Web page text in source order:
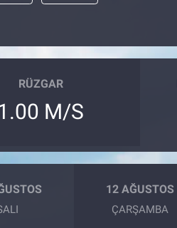
RÜZGAR
M/S
12 AĞUSTOS
ÇARŞAMBA